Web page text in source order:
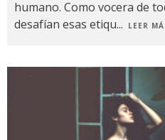
humano. Como vocera de
desafían esas etiqu... LEER